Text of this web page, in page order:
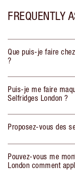
FREQUENTLY
Que puis-je faire
?
Puis-je me faire
Selfridges London ?
Proposez-vous des
Pouvez-vous me
London comment